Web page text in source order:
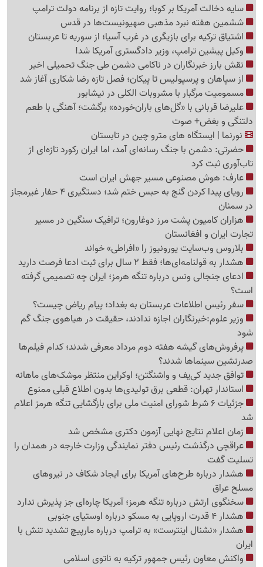
سایه دخالت آمریکا بر کوبا؛ روایت تازه از برنامه دولت ترامپ
ششمین هفته نبرد مذهبی صهیونیست‌ها در قدس
اشتیاق ترکیه برای بازیگری در غرب آسیا؛ از سوریه تا عربستان
وکیل پیشین ترامپ، وزیر دادگستری آمریکا شد!
نقش بارز خبرنگاران در ناکامی دشمن طی جنگ تحمیلی اخیر
از سپاهان و پرسپولیس تا پیکان؛ فصل تازه رضا شکاری آغاز شد
مسمومیت مرگبار با مشروبات الکلی در نیشابور
علیرضا قربانی با «گل‌های باران‌خورده» برگشت؛ آهنگی با طعم
دلتنگی و بغض+ صوت
نورنما | ایستگاه های مترو چین در تابستان
حضرتی: دشمن با جنگ رسانه‌ای آمد، اما ایران رکورد تازه‌ای از
تاب‌آوری ثبت کرد
عارف: هوش مصنوعی مسیر جهش ایران است
رویای پیدا کردن گنج به حبس ختم شد؛ دستگیری 4 حفار غیرمجاز
در سمنان
هزاران کامیون پشت مرز دوغارون؛ ترافیک سنگین در مسیر
تجارت ایران و افغانستان
بلاروس وب‌سایت یورونیوز را «افراطی» خواند
هشدار به قولنامه‌ای‌ها؛ فقط 2 سال برای ثبت ادعا فرصت دارید
ادعای جنجالی ونس درباره تنگه هرمز؛ ایران چه تصمیمی گرفته
است؟
سفر رئیس اطلاعات عربستان به بغداد؛ پیام ریاض چیست؟
وزیر علوم:خبرنگاران اجازه ندادند، حقیقت در هیاهوی جنگ گم
شود
پرفروش‌های گیشه هفته دوم مرداد معرفی شدند؛ کدام فیلم‌ها
صدرنشین سینماها شدند؟
توافق جدید کی‌یف و واشنگتن؛ اوکراین منتظر موشک‌های ماهانه
استاندار تهران: قطعی برق تولیدی‌ها بدون اطلاع قبلی ممنوع
جزئیات 6 شرط شورای امنیت ملی برای بازگشایی تنگه هرمز اعلام
شد
زمان اعلام نتایج نهایی آزمون دکتری مشخص شد
عراقچی درگذشت رئیس دفتر نمایندگی وزارت خارجه در همدان را
تسلیت گفت
هشدار درباره طرح‌های آمریکا برای ایجاد شکاف در نیروهای
مسلح عراق
سخنگوی ارتش درباره تنگه هرمز؛ آمریکا چاره‌ای جز پذیرش ندارد
هشدار 4 قدرت اروپایی به مسکو درباره اوستیای جنوبی
هشدار «نشنال اینترست» به ترامپ درباره مارپیچ تشدید تنش با
ایران
واکنش معاون رئیس جمهور ترکیه به ناتوی اسلامی